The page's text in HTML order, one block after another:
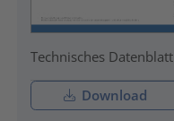
Technisches Datenblatt
Download